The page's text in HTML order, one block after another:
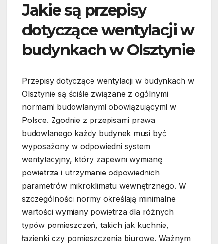
Jakie są przepisy
dotyczące wentylacji w
budynkach w Olsztynie
Przepisy dotyczące wentylacji w budynkach w
Olsztynie są ściśle związane z ogólnymi
normami budowlanymi obowiązującymi w
Polsce. Zgodnie z przepisami prawa
budowlanego każdy budynek musi być
wyposażony w odpowiedni system
wentylacyjny, który zapewni wymianę
powietrza i utrzymanie odpowiednich
parametrów mikroklimatu wewnętrznego. W
szczególności normy określają minimalne
wartości wymiany powietrza dla różnych
typów pomieszczeń, takich jak kuchnie,
łazienki czy pomieszczenia biurowe. Ważnym